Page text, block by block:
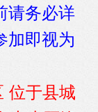
请务必详
加即视为
于县城